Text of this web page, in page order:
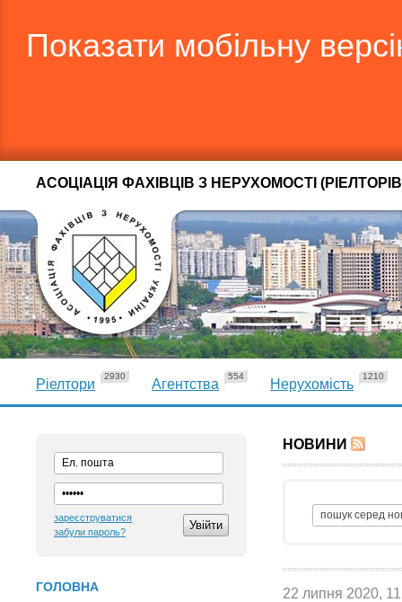
Показати мобільну
АСОЦІАЦІЯ ФАХІВЦІВ З НЕРУХОМОСТІ
Ріелтори
2930
Агентства
554
Нерухомість
1210
зареєструватися
забули пароль?
ГОЛОВНА
НОВИНИ
22 липня 2020,